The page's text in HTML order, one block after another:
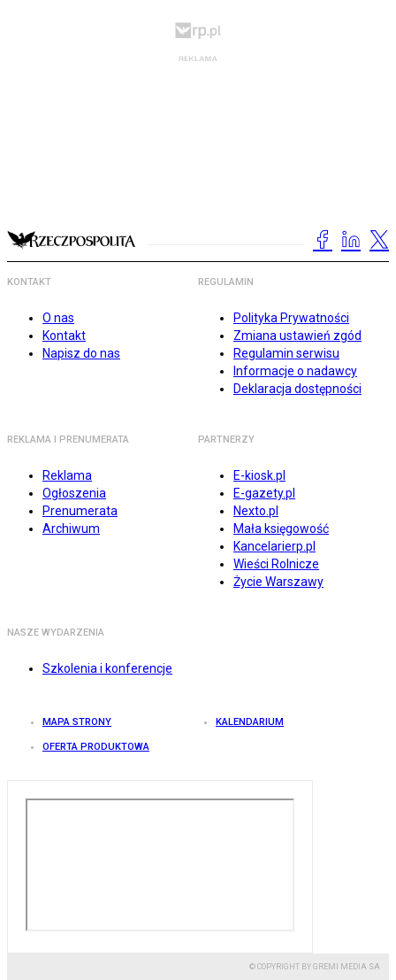
KONTAKT
O nas
Kontakt
Napisz do nas
REGULAMIN
Polityka Prywatności
Zmiana ustawień zgód
Regulamin serwisu
Informacje o nadawcy
Deklaracja dostępności
REKLAMA I PRENUMERATA
Reklama
Ogłoszenia
Prenumerata
Archiwum
PARTNERZY
E-kiosk.pl
E-gazety.pl
Nexto.pl
Mała księgowość
Kancelarierp.pl
Wieści Rolnicze
Życie Warszawy
NASZE WYDARZENIA
Szkolenia i konferencje
MAPA STRONY KALENDARIUM
OFERTA PRODUKTOWA
© COPYRIGHT BY GREMI MEDIA SA